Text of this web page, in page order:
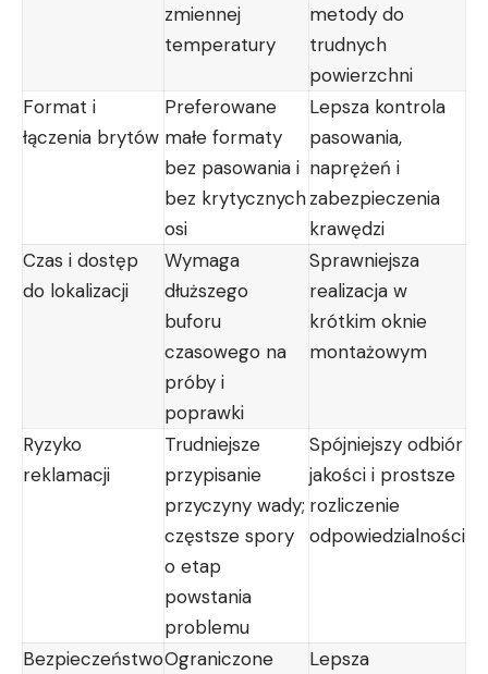
zmiennej
temperatury
metody do
trudnych
powierzchni
Format i
łączenia brytów
Preferowane
małe formaty
bez pasowania i
bez krytycznych
osi
Lepsza kontrola
pasowania,
naprężeń i
zabezpieczenia
krawędzi
Czas i dostęp
do lokalizacji
Wymaga
dłuższego
buforu
czasowego na
próby i
poprawki
Sprawniejsza
realizacja w
krótkim oknie
montażowym
Ryzyko
reklamacji
Trudniejsze
przypisanie
przyczyny wady;
częstsze spory
o etap
powstania
problemu
Spójniejszy odbiór
jakości i prostsze
rozliczenie
odpowiedzialności
BezpieczeństwoOgraniczone Lepsza